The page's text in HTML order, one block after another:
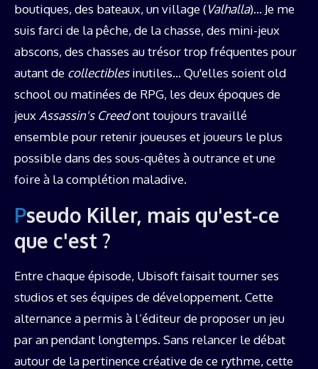
boutiques, des bateaux, un village (Valhalla)… Je me
suis farci de la pêche, de la chasse, des mini-jeux
abscons, des chasses au trésor trop fréquentes pour
autant de collectiblesinutiles… Qu'elles soient old
school ou matinées de RPG, les deux époques de
jeux Assassin's Creedont toujours travaillé
ensemble pour retenir joueuses et joueurs le plus
possible dans des sous-quêtes à outrance et une
foire à la complétion maladive.
Pseudo Killer, mais qu'est-ce
que c'est ?
Entre chaque épisode, Ubisoft faisait tourner ses
studios et ses équipes de développement. Cette
alternance a permis à l’éditeur de proposer un jeu
par an pendant longtemps. Sans relancer le débat
autour de la pertinence créative de ce rythme, cette